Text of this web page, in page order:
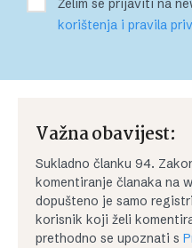
Želim se prijaviti na
korištenja i pravila
Važna obavijest:
Sukladno članku 94.
komentiranje članaka na
dopušteno je samo
korisnik koji želi
prethodno se upoznati s